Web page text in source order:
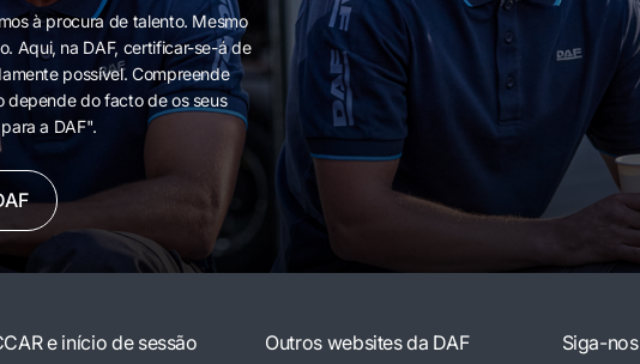
à procura de talento. Mesmo
Aqui, na DAF, certificar-se-á de
possível. Compreende
depende do facto de os seus
a DAF".
e início de sessão Outros websites da DAF Siga-nos